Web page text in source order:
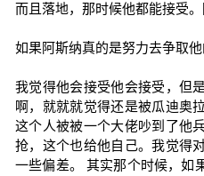
而且落地，那时候他都能接受。
如果阿斯纳真的是努力去争取他
我觉得他会接受他会接受，但
啊，就就就觉得还是被瓜迪奥
这个人被被一个大佬吵到了他
抢，这个也给他自己。我觉得
一些偏差。 其实那个时候，如